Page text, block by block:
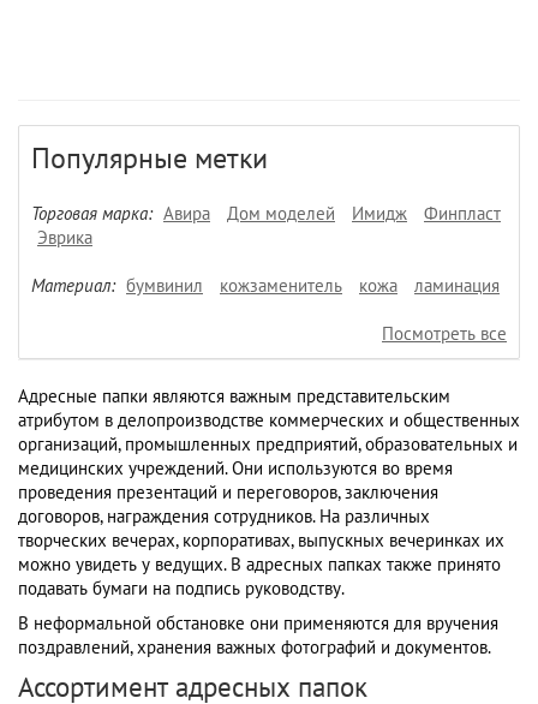
Популярные метки
Торговая марка: Авира Дом моделей Имидж
Финпласт
Эврика
Материал: бумвинил кожзаменитель кожа ламинация
Посмотреть все
Адресные папки являются важным представительским
атрибутом в делопроизводстве коммерческих и общественных
организаций, промышленных предприятий, образовательных и
медицинских учреждений. Они используются во время
проведения презентаций и переговоров, заключения
договоров, награждения сотрудников. На различных
творческих вечерах, корпоративах, выпускных вечеринках их
можно увидеть у ведущих. В адресных папках также принято
подавать бумаги на подпись руководству.
В неформальной обстановке они применяются для вручения
поздравлений, хранения важных фотографий и документов.
Ассортимент адресных папок